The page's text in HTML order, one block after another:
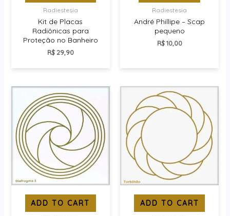
Radiestesia
Kit de Placas
Radiônicas para
Proteção no Banheiro
R$29,90
Radiestesia
André Phillipe – Scap
pequeno
R$10,00
ADD TO CART ADD TO CART